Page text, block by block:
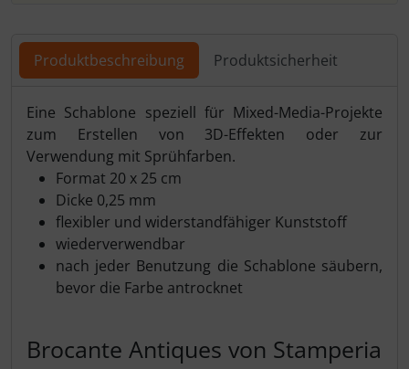
Produktbeschreibung Produktsicherheit
Eine Schablone speziell für Mixed-Media-Projekte
zum Erstellen von 3D-Effekten oder zur
Verwendung mit Sprühfarben.
Format 20 x 25 cm
Dicke 0,25 mm
flexibler und widerstandfähiger Kunststoff
wiederverwendbar
nach jeder Benutzung die Schablone säubern,
bevor die Farbe antrocknet
Brocante Antiques von Stamperia